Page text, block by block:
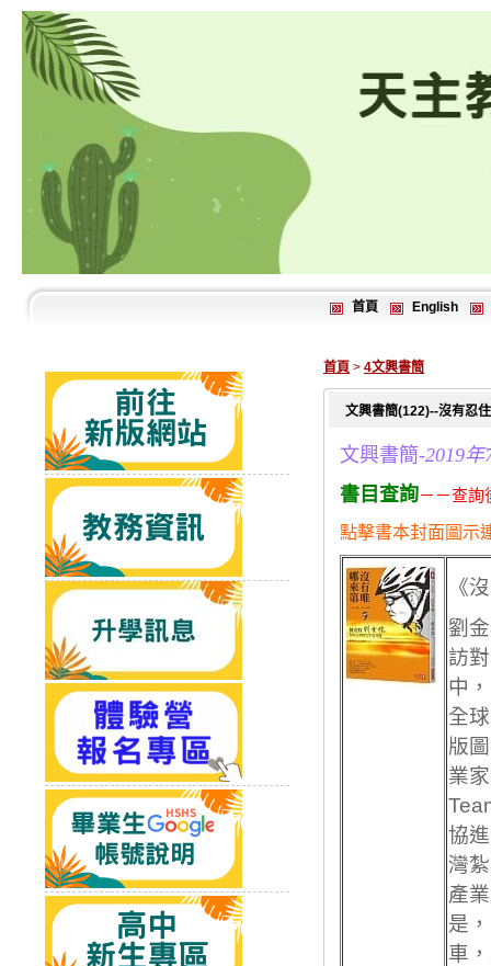
首頁 English
首頁 > 4文興書簡
文興書簡(122)--沒有忍
文興書簡-2019年
書目查詢－－查詢
點擊書本封面圖示
《
劉
訪
中
全
版
業
協
灣
產
是
車